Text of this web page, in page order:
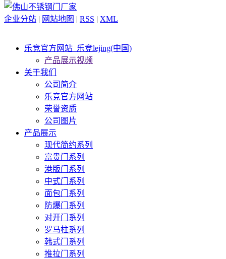
企业分站 | 网站地图 | RSS | XML
乐竞官方网站_乐竞lejing(中国)
产品展示视频
关于我们
公司简介
乐竞官方网站
荣誉资质
公司图片
产品展示
现代简约系列
富贵门系列
港版门系列
中式门系列
面包门系列
防爆门系列
对开门系列
罗马柱系列
韩式门系列
推拉门系列